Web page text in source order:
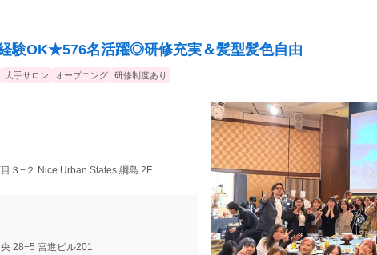
経験OK★576名活躍◎研修充実＆髪型髪色自由
大手サロン オープニング 研修制度あり
３−２ Nice Urban States 綱島 2F
28−5 宮進ビル201